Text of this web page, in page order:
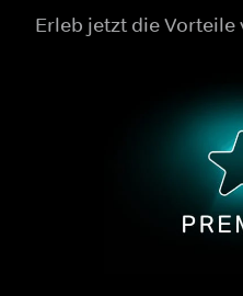
Erleb jetzt die Vorteile